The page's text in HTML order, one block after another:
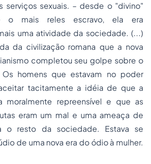
serviços sexuais. – desde o "divino"
o mais reles escravo, ela era
uma atividade da sociedade. (...)
da civilização romana que a nova
completou seu golpe sobre o
homens que estavam no poder
tacitamente a idéia de que a
moralmente repreensível e que as
eram um mal e uma ameaça de
o resto da sociedade. Estava se
de uma nova era do ódio à mulher.